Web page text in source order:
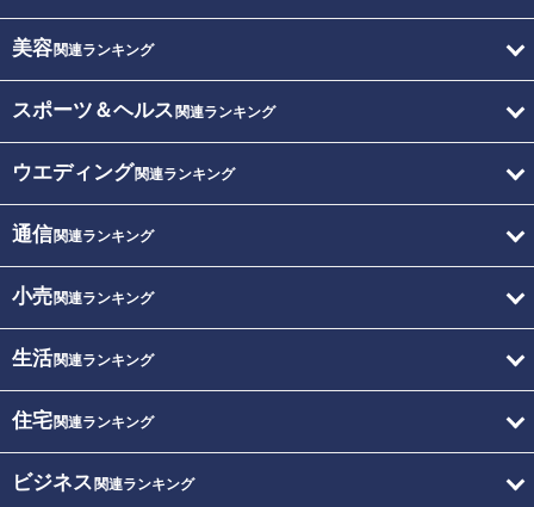
美容関連ランキング
スポーツ＆ヘルス 関連ランキング
ウエディング関連ランキング
通信関連ランキング
小売関連ランキング
生活関連ランキング
住宅関連ランキング
ビジネス 関連ランキング